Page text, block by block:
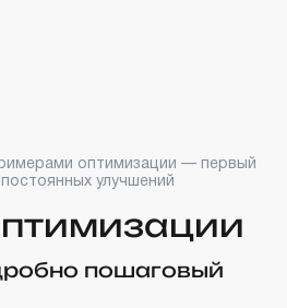
оптимизации — первый
улучшений
пошаговый